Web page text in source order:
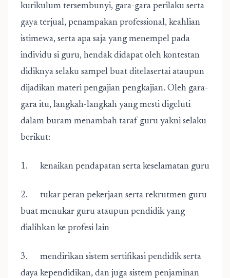
kurikulum tersembunyi, gara-gara perilaku serta
gaya terjual, penampakan professional, keahlian
istimewa, serta apa saja yang menempel pada
individu si guru, hendak didapat oleh kontestan
didiknya selaku sampel buat ditelasertai ataupun
dijadikan materi pengajian pengkajian. Oleh gara-
gara itu, langkah-langkah yang mesti digeluti
dalam buram menambah taraf guru yakni selaku
berikut:
1. kenaikan pendapatan serta keselamatan guru
2. tukar peran pekerjaan serta rekrutmen guru
buat menukar guru ataupun pendidik yang
dialihkan ke profesi lain
3. mendirikan sistem sertifikasi pendidik serta
daya kependidikan, dan juga sistem penjaminan